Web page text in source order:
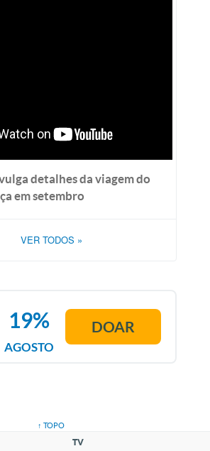
detalhes da viagem do
em setembro
VER TODOS »
AGOSTO
19% DOAR
↑ TOPO
TV